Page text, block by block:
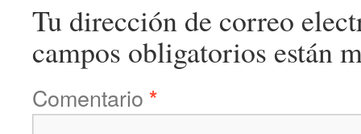
Tu dirección de correo
campos obligatorios están
Comentario *